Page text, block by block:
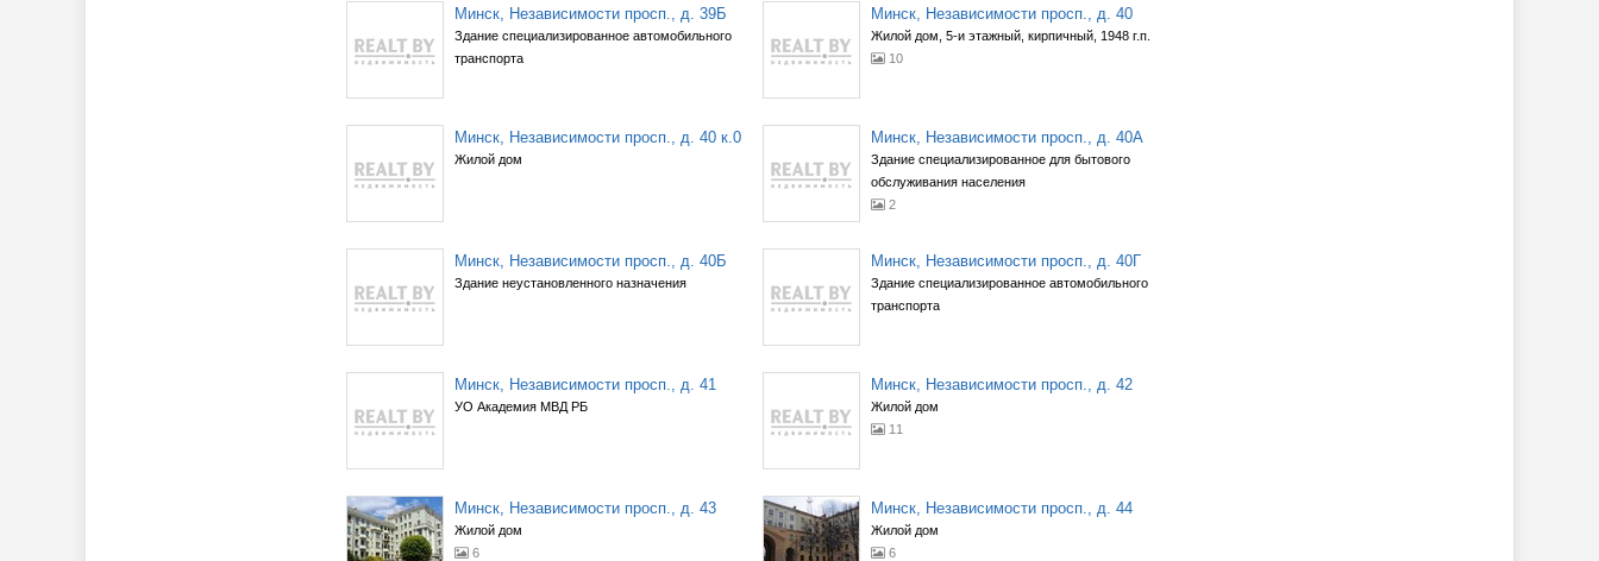
Минск, Независимости просп., д. 39Б
Здание специализированное автомобильного
транспорта
Минск, Независимости просп., д. 40
Жилой дом, 5-и этажный, кирпичный, 1948 г.п.
10
Минск, Независимости просп., д. 40 к.0
Жилой дом
Минск, Независимости просп., д. 40А
Здание специализированное для бытового
обслуживания населения
2
Минск, Независимости просп., д. 40Б
Здание неустановленного назначения
Минск, Независимости просп., д. 40Г
Здание специализированное автомобильного
транспорта
Минск, Независимости просп., д. 41
УО Академия МВД РБ
Минск, Независимости просп., д. 42
Жилой дом
11
Минск, Независимости просп., д. 43
Жилой дом
6
Минск, Независимости просп., д. 44
Жилой дом
6